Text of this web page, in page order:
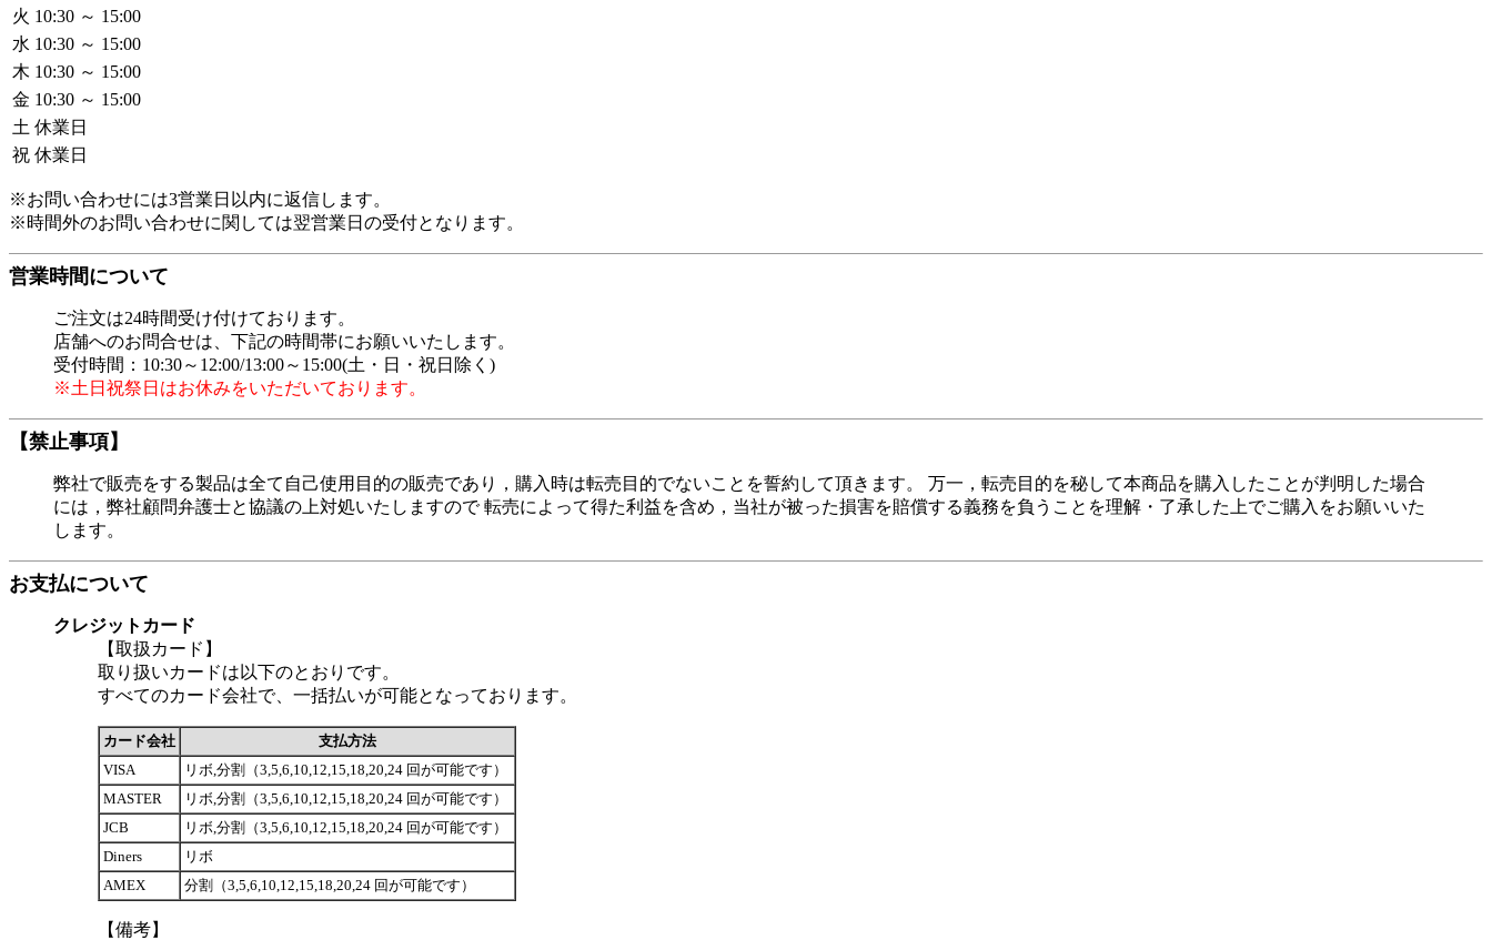
火 10:30 ～ 15:00
水 10:30 ～ 15:00
木 10:30 ～ 15:00
金 10:30 ～ 15:00
土 休業日
祝 休業日
※お問い合わせには3営業日以内に返信します。
※時間外のお問い合わせに関しては翌営業日の受付となります。
営業時間について
ご注文は24時間受け付けております。
店舗へのお問合せは、下記の時間帯にお願いいたします。
受付時間：10:30～12:00/13:00～15:00(土・日・祝日除く)
※土日祝祭日はお休みをいただいております。
【禁止事項】
弊社で販売をする製品は全て自己使用目的の販売であり，購入時は転売目的でないことを誓約して頂きます。 万一，転売目的を秘して本商品を購入したことが判明した場合
には，弊社顧問弁護士と協議の上対処いたしますので 転売によって得た利益を含め，当社が被った損害を賠償する義務を負うことを理解・了承した上でご購入をお願いいた
します。
お支払について
クレジットカード
【取扱カード】
取り扱いカードは以下のとおりです。
すべてのカード会社で、一括払いが可能となっております。
カード会社
支払方法
VISA
リボ,分割（3,5,6,10,12,15,18,20,24 回が可能です）
MASTER
リボ,分割（3,5,6,10,12,15,18,20,24 回が可能です）
JCB
リボ,分割（3,5,6,10,12,15,18,20,24 回が可能です）
Diners
リボ
AMEX
分割（3,5,6,10,12,15,18,20,24 回が可能です）
【備考】